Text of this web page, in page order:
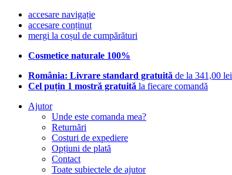
accesare navigație
accesare conținut
mergi la coșul de cumpărături
Cosmetice naturale 100%
România: Livrare standard gratuită de la 341,00 lei
Cel puțin 1 mostră gratuită la fiecare comandă
Ajutor
Unde este comanda mea?
Returnări
Costuri de expediere
Opțiuni de plată
Contact
Toate subiectele de ajutor